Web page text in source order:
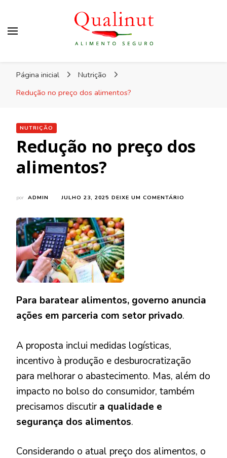
dos alimentos e rotulagem.
Página inicial
Nutrição
Redução no preço dos alimentos?
NUTRIÇÃO
Redução no preço dos
alimentos?
por ADMIN JULHO 23, 2025 DEIXE UM COMENTÁRIO
Para baratear alimentos, governo anuncia
ações em parceria com setor privado.
A proposta inclui medidas logísticas,
incentivo à produção e desburocratização
para melhorar o abastecimento. Mas, além do
impacto no bolso do consumidor, também
precisamos discutira qualidade e
segurança dos alimentos.
Considerando o atual preço dos alimentos, o